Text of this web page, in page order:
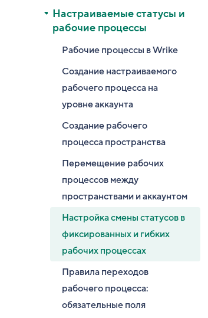
Настраиваемые статусы и
рабочие процессы
Рабочие процессы в Wrike
Создание настраиваемого
рабочего процесса на
уровне аккаунта
Создание рабочего
процесса пространства
Перемещение рабочих
процессов между
пространствами и аккаунтом
Настройка смены статусов в
фиксированных и гибких
рабочих процессах
Правила переходов
рабочего процесса:
обязательные поля